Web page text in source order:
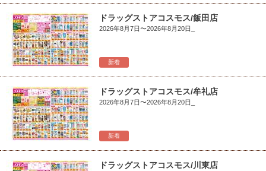
新着
ドラッグストアコスモス/飯田店
2026年8月7日〜2026年8月20日_
新着
ドラッグストアコスモス/牟礼店
2026年8月7日〜2026年8月20日_
ドラッグストアコスモス/川東店